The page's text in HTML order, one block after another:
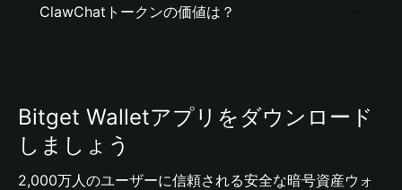
ClawChatトークンの価値は？
Bitget Walletアプリをダウンロード
しましょう
2,000万人のユーザーに信頼される安全な暗号資産ウォ